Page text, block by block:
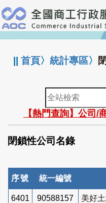
跳
到
主
要
:::
||首頁〉統計專區〉
全
站
檢
索
【熱門查詢】公司/
閉鎖性公司名錄
序號 統一編號
6401 90588157 美好